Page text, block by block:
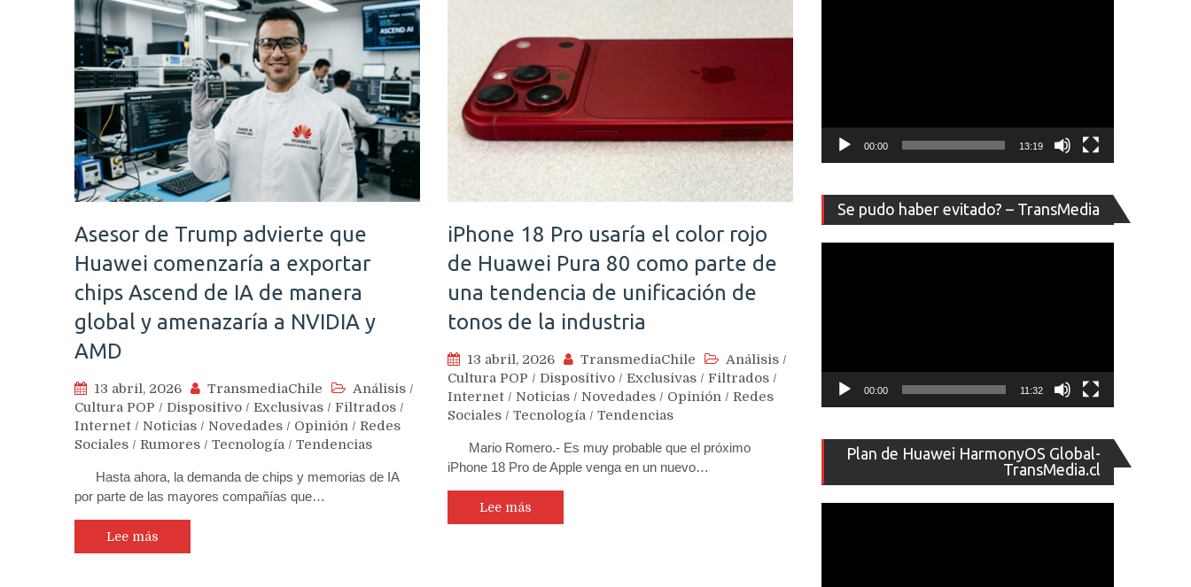
Asesor de Trump advierte que
Huawei comenzaría a exportar
chips Ascend de IA de manera
global y amenazaría a NVIDIA y
AMD
13 abril, 2026 TransmediaChile Análisis /
Cultura POP / Dispositivo / Exclusivas / Filtrados /
Internet / Noticias / Novedades / Opinión / Redes
Sociales / Rumores / Tecnología / Tendencias
Hasta ahora, la demanda de chips y memorias de IA
por parte de las mayores compañías que…
Lee más
iPhone 18 Pro usaría el color rojo
de Huawei Pura 80 como parte de
una tendencia de unificación de
tonos de la industria
13 abril, 2026 TransmediaChile Análisis /
Cultura POP / Dispositivo / Exclusivas / Filtrados /
Internet / Noticias / Novedades / Opinión / Redes
Sociales / Tecnología / Tendencias
Mario Romero.- Es muy probable que el próximo
iPhone 18 Pro de Apple venga en un nuevo…
Lee más
00:00 13:19
Se pudo haber evitado? – TransMedia
de
vídeo
00:00 11:32
Plan de Huawei HarmonyOS Global-
TransMedia.cl
de
vídeo